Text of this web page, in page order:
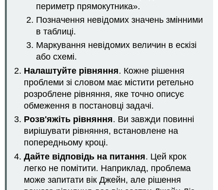
периметр прямокутника».
Позначення невідомих значень змінними
в таблиці.
Маркування невідомих величин в ескізі
або схемі.
Налаштуйте рівняння. Кожне рішення
проблеми зі словом має містити ретельно
розроблене рівняння, яке точно описує
обмеження в постановці задачі.
Розв'яжіть рівняння. Ви завжди повинні
вирішувати рівняння, встановлене на
попередньому кроці.
Дайте відповідь на питання. Цей крок
легко не помітити. Наприклад, проблема
може запитати вік Джейн, але рішення